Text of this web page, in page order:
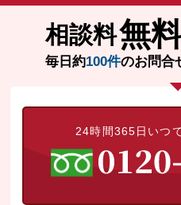
相談料無
毎日約100件のお問合
24時間365日いつ